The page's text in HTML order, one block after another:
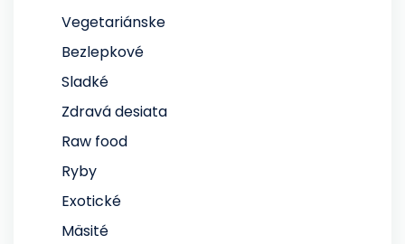
Vegetariánske
Bezlepkové
Sladké
Zdravá desiata
Raw food
Ryby
Exotické
Mäsité